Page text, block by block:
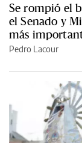
Se rompió el
el Senado y
más
Pedro Lacour